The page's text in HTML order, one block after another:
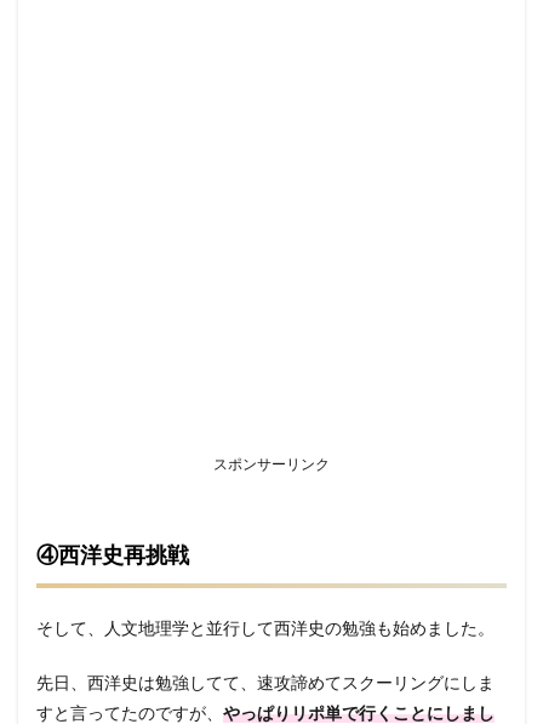
スポンサーリンク
④西洋史再挑戦
そして、人文地理学と並行して西洋史の勉強も始めました。
先日、西洋史は勉強してて、速攻諦めてスクーリングにしま
すと言ってたのですが、 やっぱりリポ単で行くことにしまし